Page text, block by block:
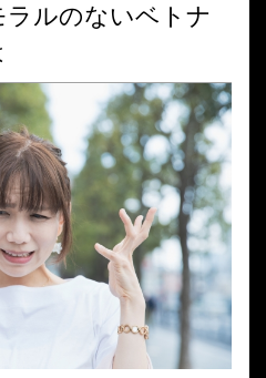
ルのないベトナ